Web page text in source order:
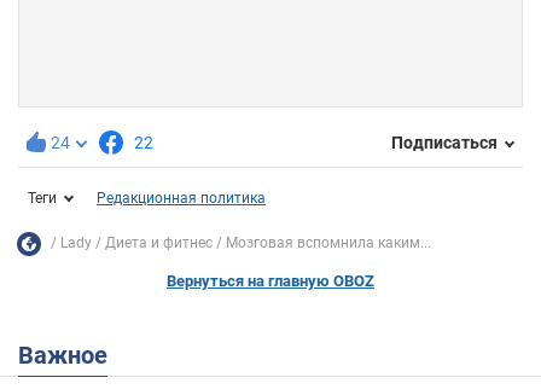
24 22 Подписаться
Теги Редакционная политика
Lady Диета и фитнес Мозговая вспомнила каким...
Вернуться на главную OBOZ
Важное